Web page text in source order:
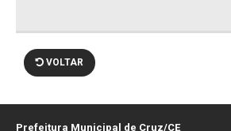
VOLTAR
Prefeitura Municipal de Cruz/CE